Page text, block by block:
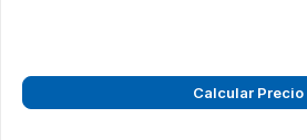
Calcular Precio